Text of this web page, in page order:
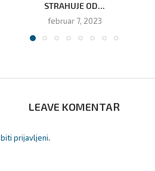
STRAHUJE OD...
februar 7, 2023
LEAVE KOMENTAR
biti prijavljeni.